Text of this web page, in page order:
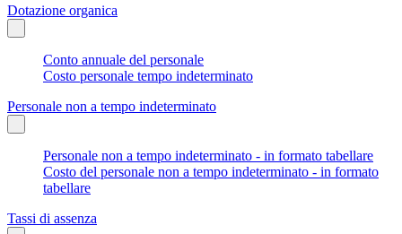
Dotazione organica
Conto annuale del personale
Costo personale tempo indeterminato
Personale non a tempo indeterminato
Personale non a tempo indeterminato - in formato tabellare
Costo del personale non a tempo indeterminato - in formato
tabellare
Tassi di assenza